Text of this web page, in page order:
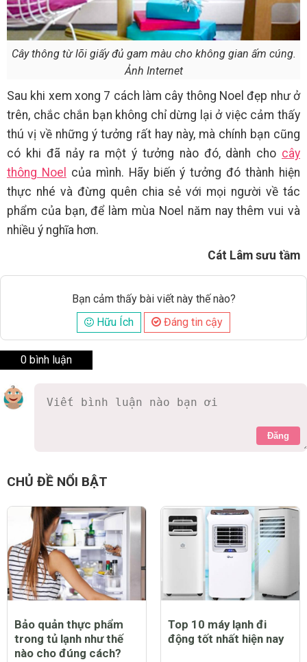
Cây thông từ lõi giấy đủ gam màu cho không gian ấm cúng.
Ảnh Internet
Sau khi xem xong 7 cách làm cây thông Noel đẹp như ở
trên, chắc chắn bạn không chỉ dừng lại ở việc cảm thấy
thú vị về những ý tưởng rất hay này, mà chính bạn cũng
có khi đã nảy ra một ý tưởng nào đó, dành cho cây
thông Noel
của mình. Hãy biến ý tưởng đó thành hiện
thực nhé và đừng quên chia sẻ với mọi người về tác
phẩm của bạn, để làm mùa Noel năm nay thêm vui và
nhiều ý nghĩa hơn.
Cát Lâm sưu tầm
Bạn cảm thấy bài viết này thế nào?
Hữu Ích
Đáng tin cậy
0 bình luận
Đăng
CHỦ ĐỀ NỔI BẬT
Bảo quản thực phẩm
trong tủ lạnh như thế
nào cho đúng cách?
Top 10 máy lạnh đi
động tốt nhất hiện nay